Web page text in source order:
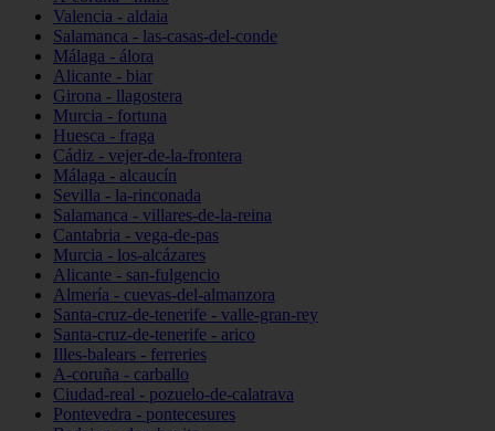
Valencia - aldaia
Salamanca - las-casas-del-conde
Málaga - álora
Alicante - biar
Girona - llagostera
Murcia - fortuna
Huesca - fraga
Cádiz - vejer-de-la-frontera
Málaga - alcaucín
Sevilla - la-rinconada
Salamanca - villares-de-la-reina
Cantabria - vega-de-pas
Murcia - los-alcázares
Alicante - san-fulgencio
Almería - cuevas-del-almanzora
Santa-cruz-de-tenerife - valle-gran-rey
Santa-cruz-de-tenerife - arico
Illes-balears - ferreries
A-coruña - carballo
Ciudad-real - pozuelo-de-calatrava
Pontevedra - pontecesures